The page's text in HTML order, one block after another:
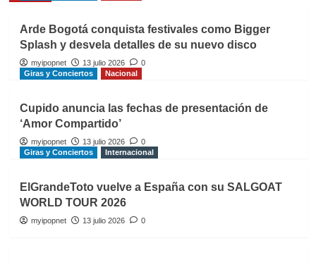
Arde Bogotá conquista festivales como Bigger
Splash y desvela detalles de su nuevo disco
myipopnet 13 julio 2026
0
Giras y Conciertos
Nacional
Cupido anuncia las fechas de presentación de
‘Amor Compartido’
myipopnet 13 julio 2026
0
Giras y Conciertos
Internacional
ElGrandeToto vuelve a España con su SALGOAT
WORLD TOUR 2026
myipopnet 13 julio 2026 0